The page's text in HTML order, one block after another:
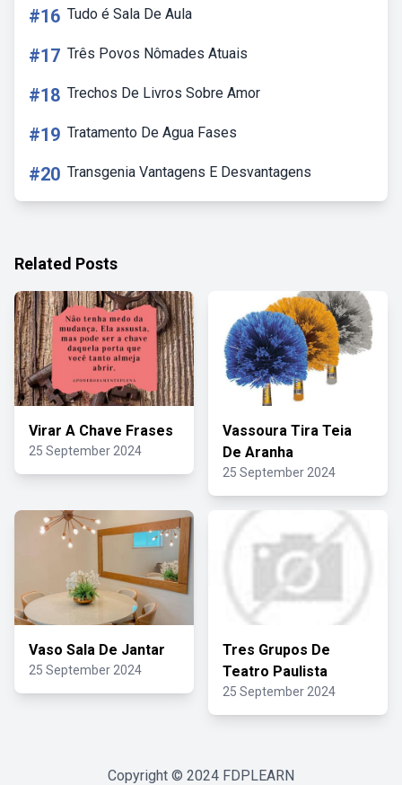
#16 Tudo é Sala De Aula
#17 Três Povos Nômades Atuais
#18 Trechos De Livros Sobre Amor
#19 Tratamento De Agua Fases
#20 Transgenia Vantagens E Desvantagens
Related Posts
Virar A Chave Frases
25 September 2024
Vassoura Tira Teia
De Aranha
25 September 2024
Vaso Sala De Jantar
25 September 2024
Tres Grupos De
Teatro Paulista
25 September 2024
Copyright © 2024 FDPLEARN